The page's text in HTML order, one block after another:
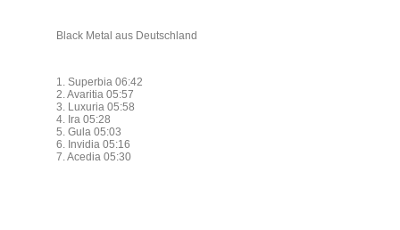
Black Metal aus Deutschland
1. Superbia 06:42
2. Avaritia 05:57
3. Luxuria 05:58
4. Ira 05:28
5. Gula 05:03
6. Invidia 05:16
7. Acedia 05:30